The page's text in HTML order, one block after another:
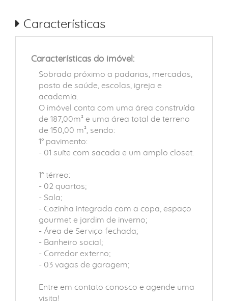
Características
Características do imóvel:
Sobrado próximo a padarias, mercados,
posto de saúde, escolas, igreja e
academia.
O imóvel conta com uma área construída
de 187,00m² e uma área total de terreno
de 150,00 m², sendo:
1° pavimento:
- 01 suíte com sacada e um amplo closet.
1° térreo:
- 02 quartos;
- Sala;
- Cozinha integrada com a copa, espaço
gourmet e jardim de inverno;
- Área de Serviço fechada;
- Banheiro social;
- Corredor externo;
- 03 vagas de garagem;
Entre em contato conosco e agende uma
visita!